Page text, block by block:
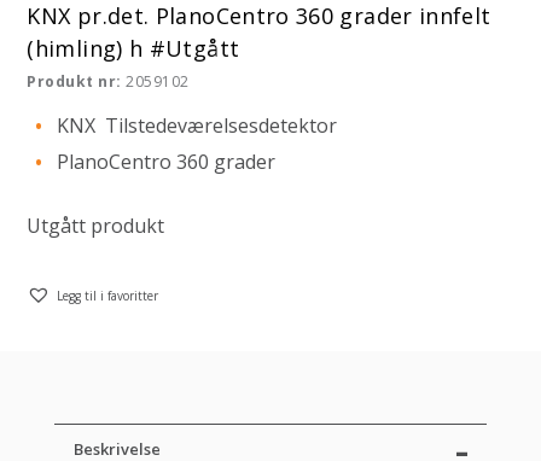
KNX pr.det. PlanoCentro 360 grader innfelt
(himling) h #Utgått
Produkt nr:2059102
KNX Tilstedeværelsesdetektor
PlanoCentro 360 grader
Utgått produkt
Legg til i favoritter
Beskrivelse